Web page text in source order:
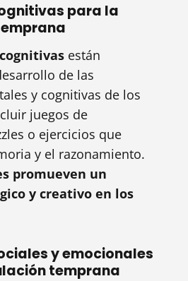
para la
están
de las
y cognitivas de los
juegos de
o ejercicios que
y el razonamiento.
promueven un
y creativo en los
y emocionales
temprana